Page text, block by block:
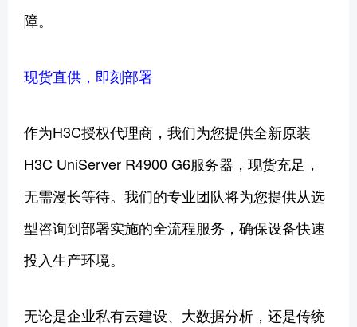
障。
现货直供，即刻部署
作为H3C授权代理商，我们为您提供全新原装
H3C UniServer R4900 G6服务器，现货充足，
无需漫长等待。我们的专业团队将为您提供从选
型咨询到部署实施的全流程服务，确保设备快速
投入生产环境。
无论是企业私有云建设、大数据分析，还是传统